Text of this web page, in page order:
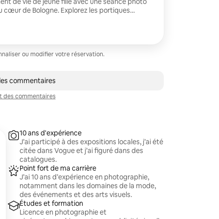
cœur de Bologne. Explorez les portiques
rires authentiques, des moments
pour immortaliser une journée
amis.ou modifier votre réservation.
commentaires
des commentaires
10 ans d'expérience
J’ai participé à des expositions locales, j’ai été
citée dans Vogue et j’ai figuré dans des
catalogues.
Point fort de ma carrière
J’ai 10 ans d’expérience en photographie,
notamment dans les domaines de la mode,
des événements et des arts visuels.
Études et formation
Licence en photographie et